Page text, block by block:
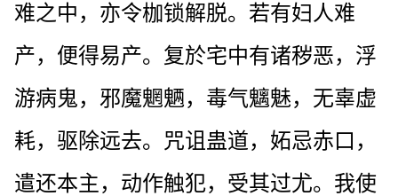
难之中，亦令枷锁解脱。若有妇人难
产，便得易产。复於宅中有诸秽恶，浮
游病鬼，邪魔魍魉，毒气魑魅，无辜虚
耗，驱除远去。咒诅蛊道，妬忌赤口，
遣还本主，动作触犯，受其过尤。我使